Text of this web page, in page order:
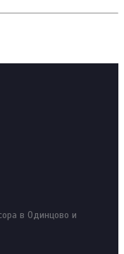
в Одинцово и